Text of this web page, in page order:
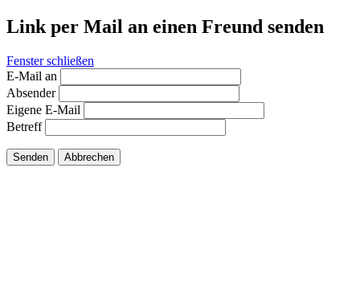
Link per Mail an einen Freund senden
Fenster schließen
E-Mail an
Absender
Eigene E-Mail
Betreff
Senden Abbrechen